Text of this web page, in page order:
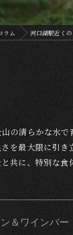
ラム 河口湖駅近く
の清らかな水
を最大限に引き
共に、特別な食
＆ワインバー